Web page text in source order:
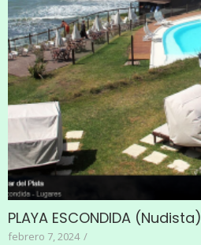
PLAYA ESCONDIDA (Nudista)
febrero 7, 2024 /